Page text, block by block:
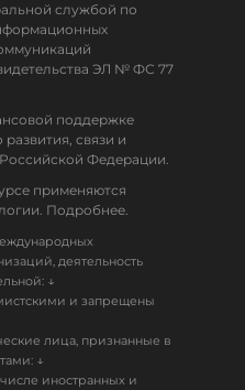
службой по
ЭЛ № ФС 77
поддержке
связи и
Федерации.
применяются
Подробнее.
деятельность
↓
и запрещены
лица, признанные в
↓
иностранных и